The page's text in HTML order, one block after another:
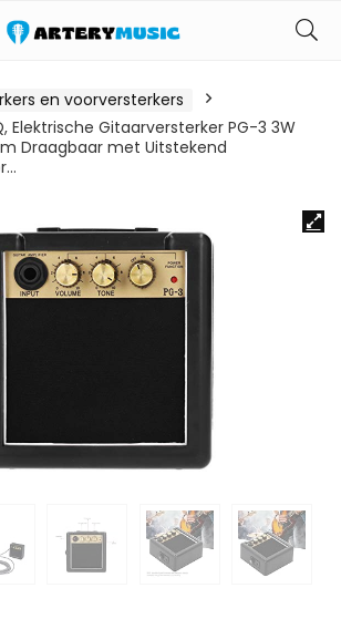
en voorversterkers
Elektrische Gitaarversterker PG-3 3W
Draagbaar met Uitstekend